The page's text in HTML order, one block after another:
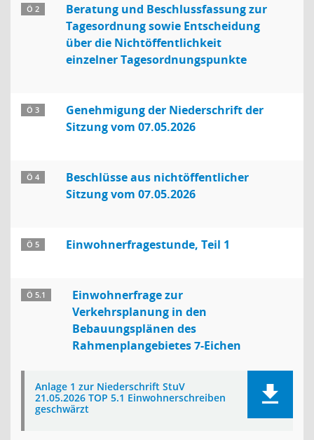
Ö 2
Beratung und Beschlussfassung zur
Tagesordnung sowie Entscheidung
über die Nichtöffentlichkeit
einzelner Tagesordnungspunkte
Ö 3
Genehmigung der Niederschrift der
Sitzung vom 07.05.2026
Ö 4
Beschlüsse aus nichtöffentlicher
Sitzung vom 07.05.2026
Ö 5 Einwohnerfragestunde, Teil 1
Ö 5.1
Einwohnerfrage zur
Verkehrsplanung in den
Bebauungsplänen des
Rahmenplangebietes 7-Eichen
Anlage 1 zur Niederschrift StuV
21.05.2026 TOP 5.1 Einwohnerschreiben
geschwärzt